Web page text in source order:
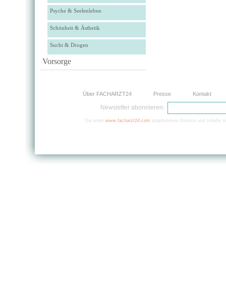
Psyche & Seelenleben
Schönheit & Ästhetik
Sucht & Drogen
Vorsorge
Über FACHARZT24 Presse Kontakt
Newsletter abonnieren:
Die unter www.facharzt24.com angebotenen Dienste und Inhalte